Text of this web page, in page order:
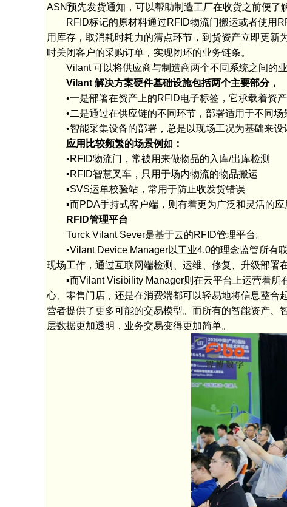
ASN预先发货通知，可以帮助制造工厂在收货之前便了
RFID标记的原材料通过RFID物流门搬运或者使用
用库存，取消耗时耗力的清点环节，到货资产立即更
时关闭客户的采购订单，实现闭环的业务链条。
Vilant 可以将供应商与制造商两个不同系统之间的业
Vilant 解决方案硬件基础设施包括两个主要部分，
•一是部署在资产上的RFID电子标签，它承载着资产
•二是通过在供应链的不同环节，部署适用于不同场
•智能采集设备的部署，总是以现场工况为基础来设
应用比较频繁的场景例如：
▪RFID物流门，常被用来做物品的入库/出库检测
▪RFID智慧叉车，只用于场内物流的物品搬运
▪SVS运单校验站，常用于防止收发货错误
▪而PDA手持式客户端，则有着更为广泛和灵活的应
RFID管理平台
Turck Vilant Sever是基于云的RFID管理平台。
▪Vilant Device Manager以工业4.0的理念监管所有
现场工作，通过互联网端检测、运维、修复、升级部署
▪而Vilant Visibility Manager则在云平台上运营着所
心、零售门店，还是在消费端都可以轻易地将信息整合
营者提供了更多可能的交易模型。而所有的智能资产、
层数据更加透明，业务交易变得更加简单。